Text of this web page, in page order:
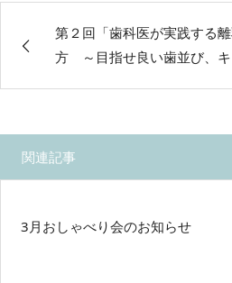
第２回「歯科医が実践する
方 ～目指せ良い歯並び、キ
関連記事
3月おしゃべり会のお知らせ